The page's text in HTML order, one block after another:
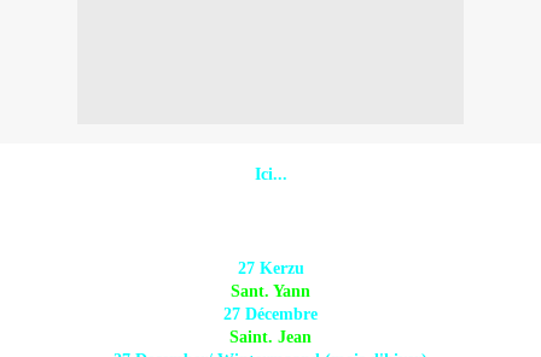
Ici...
27 Kerzu
Sant. Yann
27 Décembre
Saint. Jean